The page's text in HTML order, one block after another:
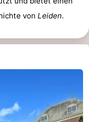
von Leiden.